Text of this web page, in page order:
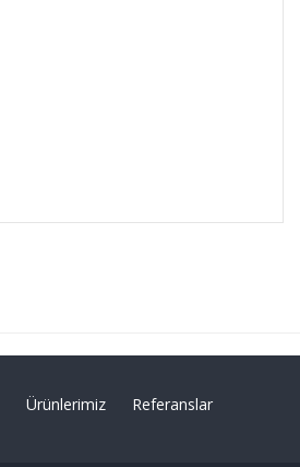
Ürünlerimiz
Referanslar